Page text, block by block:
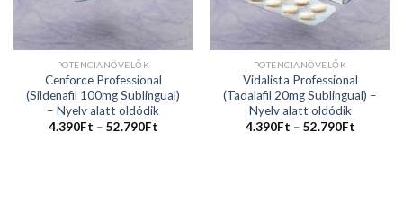
POTENCIANÖVELŐK
Cenforce Professional
(Sildenafil 100mg Sublingual)
– Nyelv alatt oldódik
4.390Ft – 52.790Ft
POTENCIANÖVELŐK
Vidalista Professional
(Tadalafil 20mg Sublingual) –
Nyelv alatt oldódik
4.390Ft – 52.790Ft